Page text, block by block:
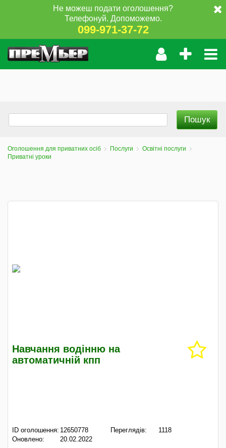
Не можеш подати оголошення?
Телефонуй. Допоможемо.
099-971-37-72
Оголошення для приватних осіб Послуги
Освітні послуги
Приватні уроки
Навчання водінню на
автоматичній кпп
ID оголошення: 12650778
Оновлено:
20.02.2022
Переглядів: 1118